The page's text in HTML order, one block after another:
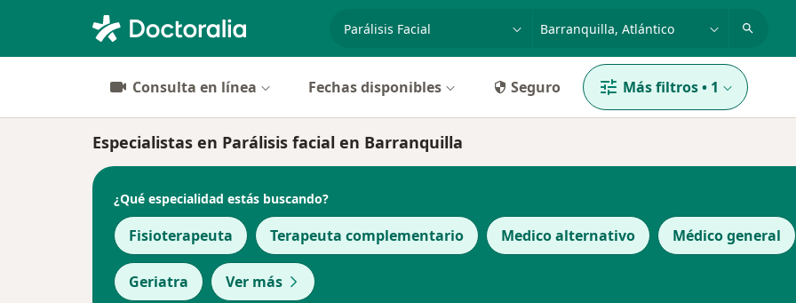
especialidad, enfermedad o nombre
Consulta en línea Fechas disponibles Seguro Más filtros• 1
Especialistas en Parálisis facial en Barranquilla
¿Qué especialidad estás buscando?
Fisioterapeuta Terapeuta complementario Medico alternativo Médico general
Geriatra Ver más